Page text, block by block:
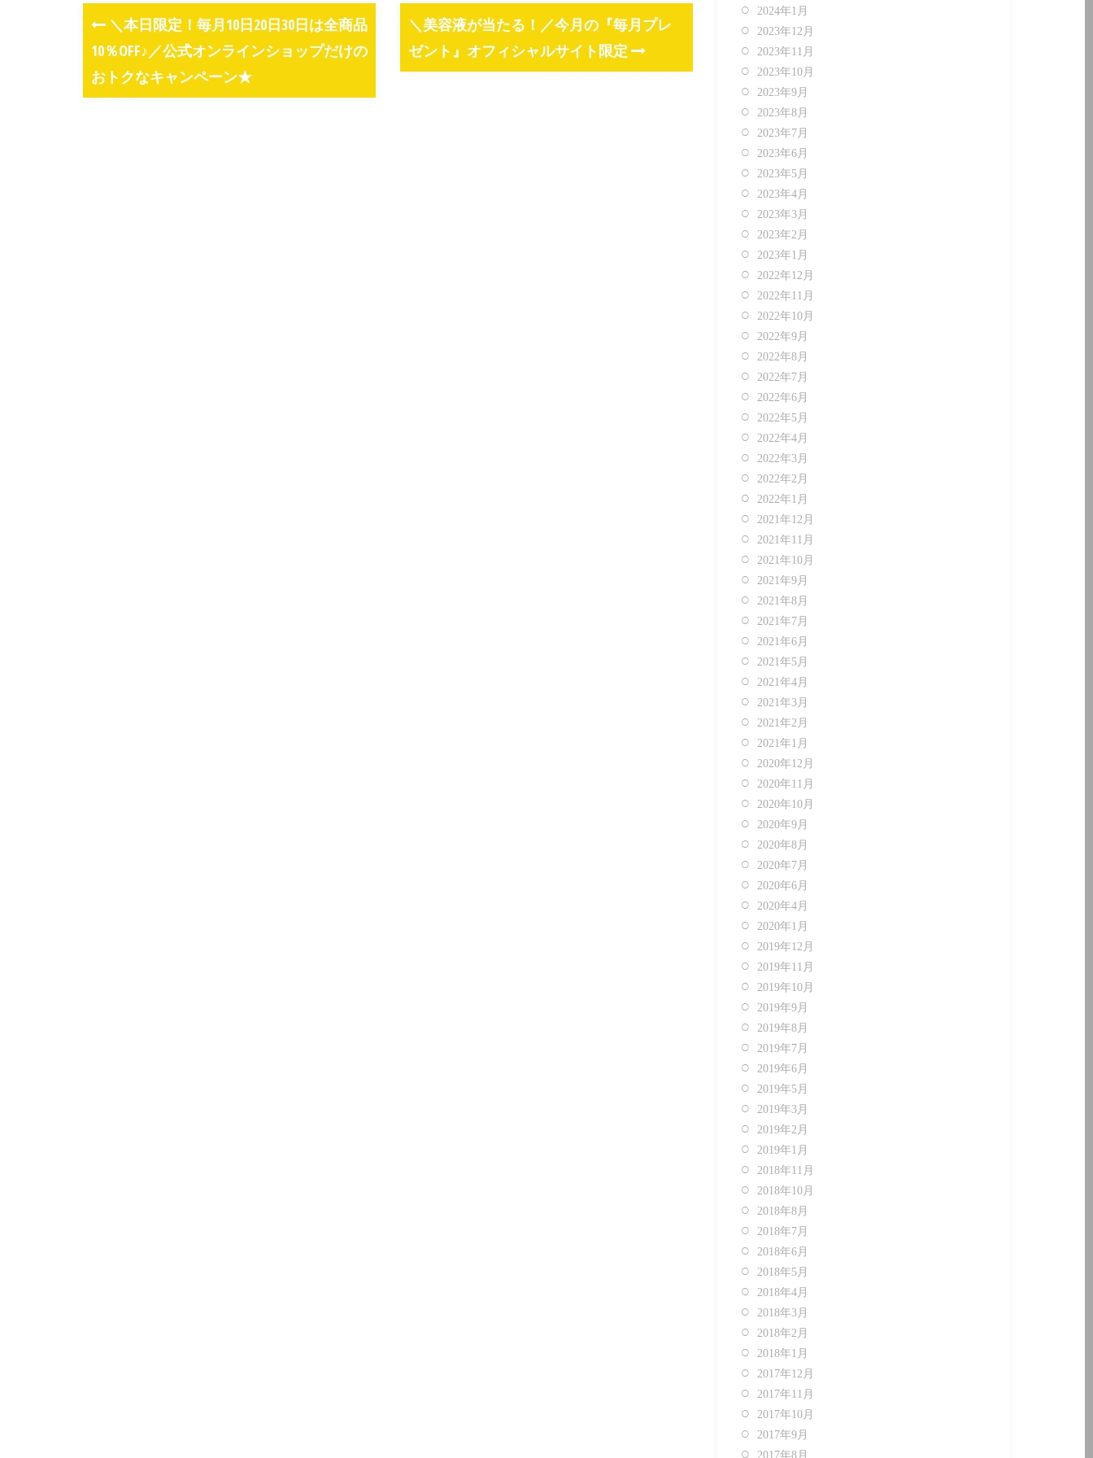
＼本日限定！毎月10日20日30日は全商品
10％OFF♪／公式オンラインショップだけの
おトクなキャンペーン★
＼美容液が当たる！／今月の『毎月プレ
ゼント』オフィシャルサイト限定
2024年1月
2023年12月
2023年11月
2023年10月
2023年9月
2023年8月
2023年7月
2023年6月
2023年5月
2023年4月
2023年3月
2023年2月
2023年1月
2022年12月
2022年11月
2022年10月
2022年9月
2022年8月
2022年7月
2022年6月
2022年5月
2022年4月
2022年3月
2022年2月
2022年1月
2021年12月
2021年11月
2021年10月
2021年9月
2021年8月
2021年7月
2021年6月
2021年5月
2021年4月
2021年3月
2021年2月
2021年1月
2020年12月
2020年11月
2020年10月
2020年9月
2020年8月
2020年7月
2020年6月
2020年4月
2020年1月
2019年12月
2019年11月
2019年10月
2019年9月
2019年8月
2019年7月
2019年6月
2019年5月
2019年3月
2019年2月
2019年1月
2018年11月
2018年10月
2018年8月
2018年7月
2018年6月
2018年5月
2018年4月
2018年3月
2018年2月
2018年1月
2017年12月
2017年11月
2017年10月
2017年9月
2017年8月